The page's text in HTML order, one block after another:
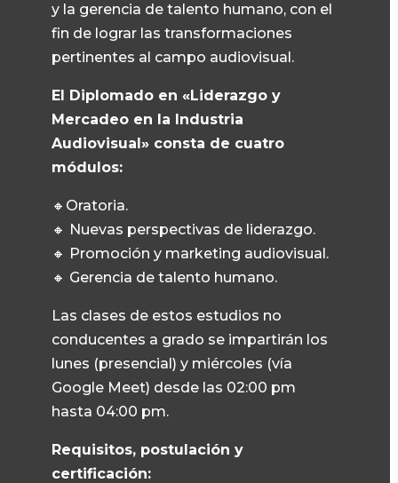
y la gerencia de talento humano, con el
fin de lograr las transformaciones
pertinentes al campo audiovisual.
El Diplomado en «Liderazgo y
Mercadeo en la Industria
Audiovisual» consta de cuatro
módulos:
🔸Oratoria.
🔸 Nuevas perspectivas de liderazgo.
🔸 Promoción y marketing audiovisual.
🔸 Gerencia de talento humano.
Las clases de estos estudios no
conducentes a grado se impartirán los
lunes (presencial) y miércoles (vía
Google Meet) desde las 02:00 pm
hasta 04:00 pm.
Requisitos, postulación y
certificación: